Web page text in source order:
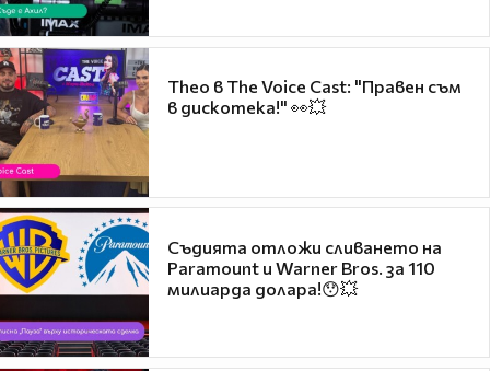
Theo в The Voice Cast: "Правен съм
в дискотека!" 👀💥
Съдията отложи сливането на
Paramount и Warner Bros. за 110
милиарда долара!😯💥